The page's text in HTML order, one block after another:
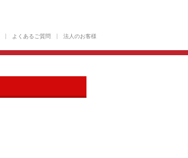
よくあるご質問 法人のお客様